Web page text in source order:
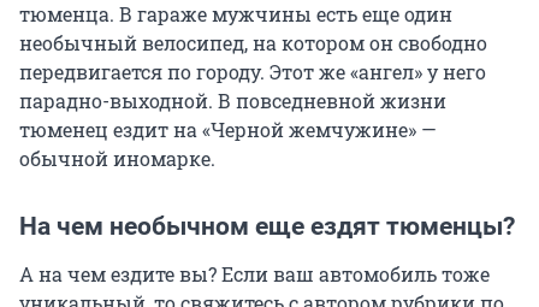
тюменца. В гараже мужчины есть еще один
необычный велосипед, на котором он свободно
передвигается по городу. Этот же «ангел» у него
парадно-выходной. В повседневной жизни
тюменец ездит на «Черной жемчужине» —
обычной иномарке.
На чем необычном еще ездят тюменцы?
А на чем ездите вы? Если ваш автомобиль тоже